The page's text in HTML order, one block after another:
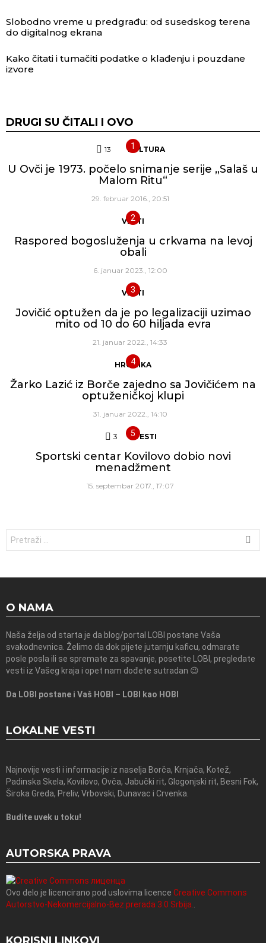
Slobodno vreme u predgrađu: od susedskog terena
do digitalnog ekrana
Kako čitati i tumačiti podatke o klađenju i pouzdane
izvore
DRUGI SU ČITALI I OVO
13 Komentara
KULTURA
U Ovči je 1973. počelo snimanje serije „Salaš u
Malom Ritu“
29. februar 2016., 20:51
VESTI
Raspored bogosluženja u crkvama na levoj
obali
6. januar 2023., 12:00
VESTI
Jovičić optužen da je po legalizaciji uzimao
mito od 10 do 60 hiljada evra
21. januar 2022., 14:33
HRONIKA
Žarko Lazić iz Borče zajedno sa Jovičićem na
optuženičkoj klupi
31. januar 2022., 14:10
3 Komentara
VESTI
Sportski centar Kovilovo dobio novi
menadžment
15. septembar 2017., 17:07
O NAMA
Naša želja od starta je da blog/portal LOBI postane Vaša
svakodnevnica. Želimo da dok pijete jutarnju kaficu, odmarate
posle posla ili se spremate za spavanje, posetite LOBI, pregledate
vesti iz Vašeg kraja i opet nam dođete sutradan 😉
Da LOBI postane i Vaš HOBI – LOBI kao HOBI
LOKALNE VESTI
Najnovije vesti i informacije iz naselja Borča, Krnjača, Kotež,
Padinska Skela, Kovilovo, Ovča, Jabučki rit, Glogonjski rit, Besni Fok,
Široka Greda, Preliv, Vrbovski, Dunavac i Crvenka.
Budite uvek u toku!
AUTORSKA PRAVA
Ovo delo je licencirano pod uslovima licence Creative Commons
Autorstvo-Nekomercijalno-Bez prerada 3.0 Srbija.